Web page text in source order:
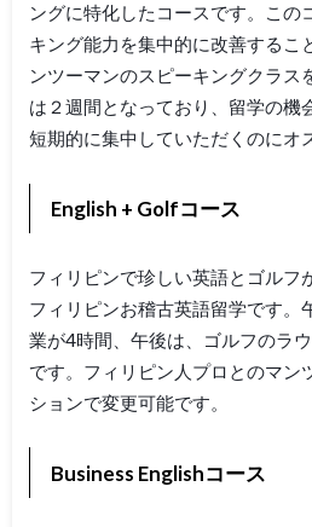
ングに特化したコースです。この
キング能力を集中的に改善するこ
ンツーマンのスピーキングクラス
は２週間となっており、留学の機
短期的に集中していただくのにオ
English + Golfコース
フィリピンで珍しい英語とゴルフ
フィリピンお稽古英語留学です。
業が4時間、午後は、ゴルフのラ
です。フィリピン人プロとのマン
ションで変更可能です。
Business Englishコース